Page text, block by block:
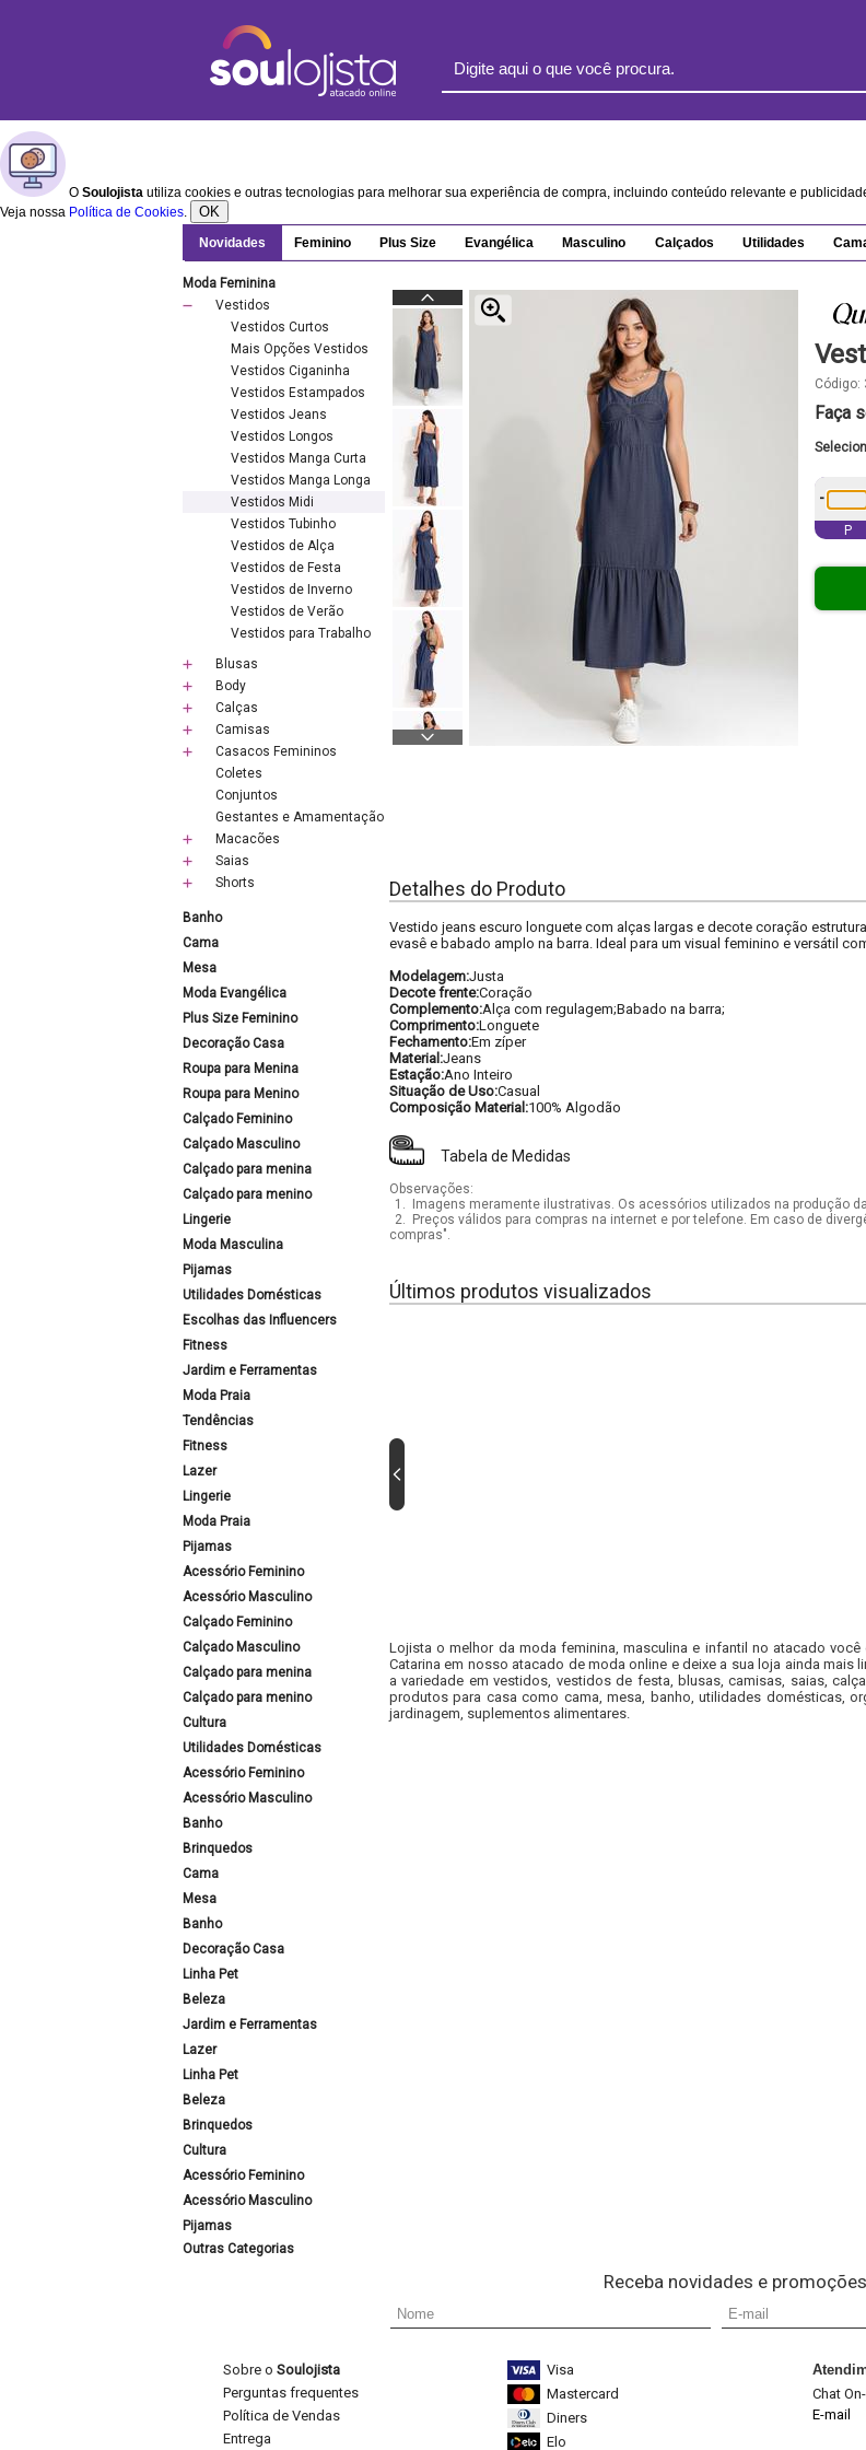
O Soulojista utiliza cookies e outras tecnologias para melhorar sua experiência de compra, incluindo conteúdo relevante e
Veja nossa Política de Cookies. OK
Novidades Feminino Plus Size Evangélica Masculino Calçados Utilidades
Moda Feminina
Vestidos
Vestidos Curtos
Mais Opções Vestidos
Vestidos Ciganinha
Vestidos Estampados
Vestidos Jeans
Vestidos Longos
Vestidos Manga Curta
Vestidos Manga Longa
Vestidos Midi
Vestidos Tubinho
Vestidos de Alça
Vestidos de Festa
Vestidos de Inverno
Vestidos de Verão
Vestidos para Trabalho
Blusas
Body
Calças
Camisas
Casacos Femininos
Coletes
Conjuntos
Gestantes e Amamentação
Macacões
Saias
Shorts
Banho
Cama
Mesa
Moda Evangélica
Plus Size Feminino
Decoração Casa
Roupa para Menina
Roupa para Menino
Calçado Feminino
Calçado Masculino
Calçado para menina
Calçado para menino
Lingerie
Moda Masculina
Pijamas
Utilidades Domésticas
Escolhas das Influencers
Fitness
Jardim e Ferramentas
Moda Praia
Tendências
Fitness
Lazer
Lingerie
Moda Praia
Pijamas
Acessório Feminino
Acessório Masculino
Calçado Feminino
Calçado Masculino
Calçado para menina
Calçado para menino
Cultura
Utilidades Domésticas
Acessório Feminino
Acessório Masculino
Banho
Brinquedos
Cama
Mesa
Banho
Decoração Casa
Linha Pet
Beleza
Jardim e Ferramentas
Lazer
Linha Pet
Beleza
Brinquedos
Cultura
Acessório Feminino
Acessório Masculino
Pijamas
Outras Categorias
Código:
Faça
-
P
Detalhes do Produto
Vestido jeans escuro longuete com alças largas e decote coração
evasê e babado amplo na barra. Ideal para um visual feminino e versátil
Modelagem:Justa
Decote frente:Coração
Complemento:Alça com regulagem;Babado na barra;
Comprimento:Longuete
Fechamento:Em zíper
Material:Jeans
Estação:Ano Inteiro
Situação de Uso:Casual
Composição Material:100% Algodão
Tabela de Medidas
Observações:
1.
Imagens meramente ilustrativas. Os acessórios utilizados na produção
2.
Preços válidos para compras na internet e por telefone. Em caso de
compras".
Últimos produtos visualizados
Lojista o melhor da moda feminina, masculina e infantil no atacado você
Catarina em nosso atacado de moda online e deixe a sua loja ainda
a variedade em vestidos, vestidos de festa, blusas, camisas, saias,
produtos para casa como cama, mesa, banho, utilidades domésticas,
jardinagem, suplementos alimentares.
Receba novidades e promoções
Sobre o Soulojista
Perguntas frequentes
Política de Vendas
Entrega
Visa
Mastercard
Diners
Elo
Chat
E-mail